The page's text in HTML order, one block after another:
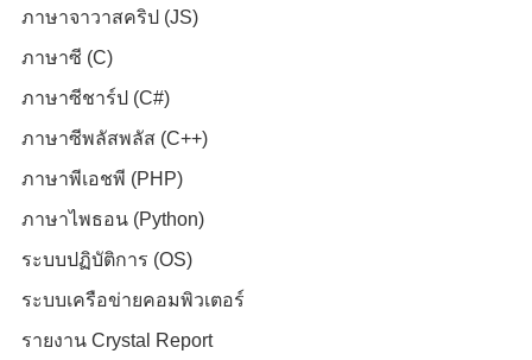
ภาษาจาวาสคริป (JS)
ภาษาซี (C)
ภาษาซีชาร์ป (C#)
ภาษาซีพลัสพลัส (C++)
ภาษาพีเอชพี (PHP)
ภาษาไพธอน (Python)
ระบบปฏิบัติการ (OS)
ระบบเครือข่ายคอมพิวเตอร์
รายงาน Crystal Report